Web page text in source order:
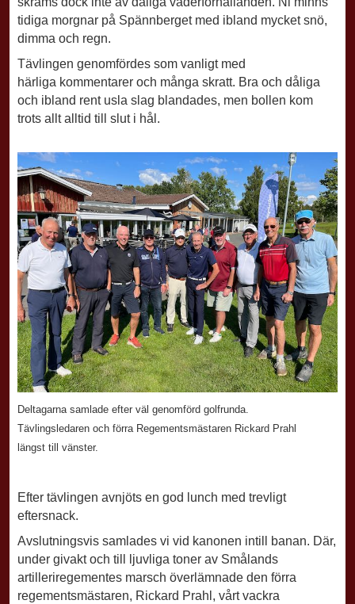
tidiga morgnar på Spännberget med ibland mycket snö,
dimma och regn.
Tävlingen genomfördes som vanligt med
härliga kommentarer och många skratt. Bra och dåliga
och ibland rent usla slag blandades, men bollen kom
trots allt alltid till slut i hål.
Deltagarna samlade efter väl genomförd golfrunda.
Tävlingsledaren och förra Regementsmästaren Rickard Prahl
längst till vänster.
Efter tävlingen avnjöts en god lunch med trevligt
eftersnack.
Avslutningsvis samlades vi vid kanonen intill banan. Där,
under givakt och till ljuvliga toner av Smålands
artilleriregementes marsch överlämnade den förra
regementsmästaren, Rickard Prahl, vårt vackra